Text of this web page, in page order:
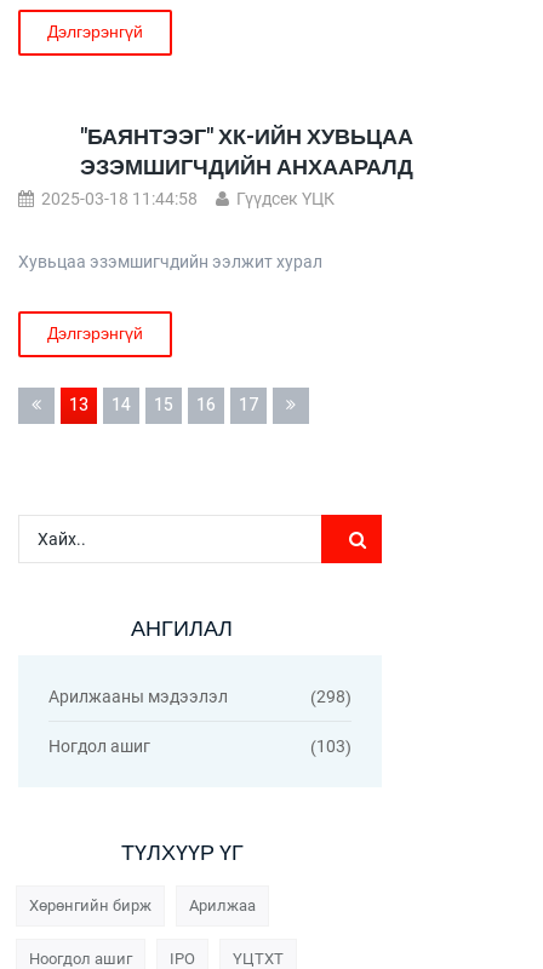
Дэлгэрэнгүй
"БАЯНТЭЭГ" ХК-ИЙН ХУВЬЦАА
ЭЗЭМШИГЧДИЙН АНХААРАЛД
2025-03-18 11:44:58 Гүүдсек ҮЦК
Хувьцаа эзэмшигчдийн ээлжит хурал
Дэлгэрэнгүй
13 14 15 16 17
АНГИЛАЛ
Арилжааны мэдээлэл 298
Ногдол ашиг 103
ТҮЛХҮҮР ҮГ
Хөрөнгийн бирж Арилжаа
Ноогдол ашиг IPO ҮЦТХТ